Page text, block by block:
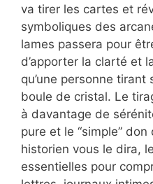
va tirer les cartes et
symboliques des
lames passera pour
d’apporter la clarté et
qu’une personne tirant
boule de cristal. Le
à davantage de
pure et le “simple”
historien vous le dira,
essentielles pour